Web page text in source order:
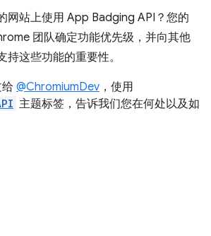
网站上使用 App Badging API？您的
团队确定功能优先级，并向其他
这些功能的重要性。
@ChromiumDev ，使用
主题标签，告诉我们您在何处以及如